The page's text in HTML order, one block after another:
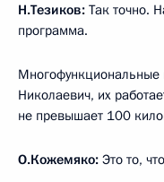
Н.Тезиков: Так точно.
программа.
Многофункциональные
Николаевич, их
не превышает 100
О.Кожемяко: Это то,